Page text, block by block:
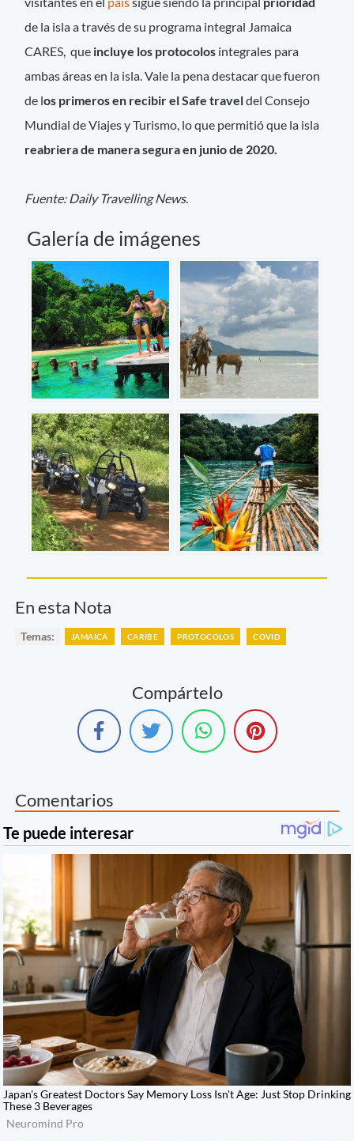
de la isla a través de su programa integral Jamaica
CARES, que incluye los protocolos integrales para
ambas áreas en la isla. Vale la pena destacar que fueron
de los primeros en recibir el Safe traveldel Consejo
Mundial de Viajes y Turismo, lo que permitió que la isla
reabriera de manera segura en junio de 2020.
Fuente: Daily Travelling News.
Galería de imágenes
En esta Nota
Temas: JAMAICA CARIBE PROTOCOLOS COVID
Compártelo
Comentarios